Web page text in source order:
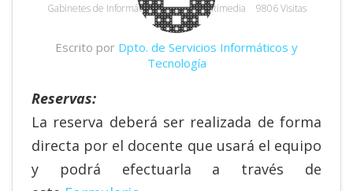
Gabinetes de Informática y Equipos Multimedia
9806 Visitas
Escrito por Dpto. de Servicios Informáticos y
Tecnología
Reservas:
La reserva deberá ser realizada de forma
directa por el docente que usará el equipo
y podrá efectuarla a través de